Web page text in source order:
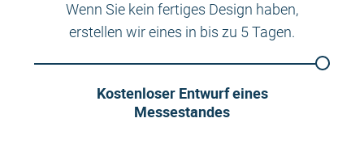
Wenn Sie kein fertiges Design haben,
erstellen wir eines in bis zu 5 Tagen.
Kostenloser Entwurf eines
Messestandes